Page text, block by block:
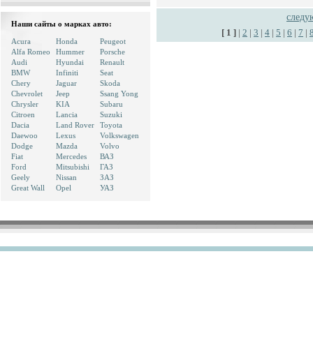
Наши сайты о марках авто:
Acura
Alfa Romeo
Audi
BMW
Chery
Chevrolet
Chrysler
Citroen
Dacia
Daewoo
Dodge
Fiat
Ford
Geely
Great Wall
Honda
Hummer
Hyundai
Infiniti
Jaguar
Jeep
KIA
Lancia
Land Rover
Lexus
Mazda
Mercedes
Mitsubishi
Nissan
Opel
Peugeot
Porsche
Renault
Seat
Skoda
Ssang Yong
Subaru
Suzuki
Toyota
Volkswagen
Volvo
ВАЗ
ГАЗ
ЗАЗ
УАЗ
[ 1 ] | 2 | 3 | 4 | 5 | 6 | 7 |